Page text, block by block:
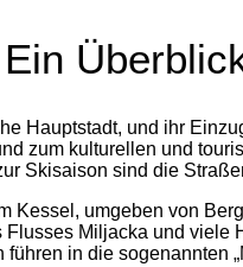
Hauptstadt, und ihr
zum kulturellen und
Skisaison sind die
Kessel, umgeben von
F lusses Miljacka und viele
führen in die sogenannten